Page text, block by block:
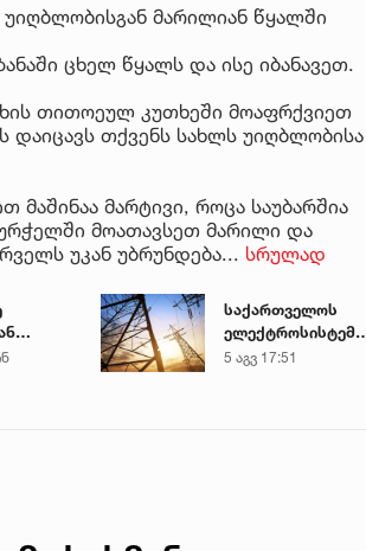
მარილიან წყალში
ცხელ წყალს და ისე იბანავეთ.
თითოეულ კუთხეში მოაფრქვიეთ
თქვენს სახლს უიღბლობისა
მაშინაა მარტივი, როცა საუბარშია
მოათავსეთ მარილი და
უკან უბრუნდება... სრულად
საქართველოს
ელექტროსისტემა
სპეციალურ
5 აგვ 17:51